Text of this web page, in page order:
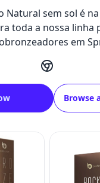
Natural sem sol é
toda a nossa linha
em
Browse